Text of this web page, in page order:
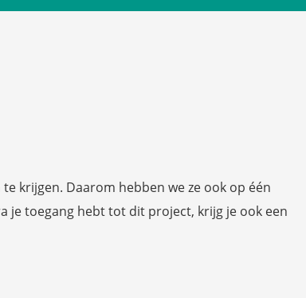
krijgen. Daarom hebben we ze ook op één
je toegang hebt tot dit project, krijg je ook een